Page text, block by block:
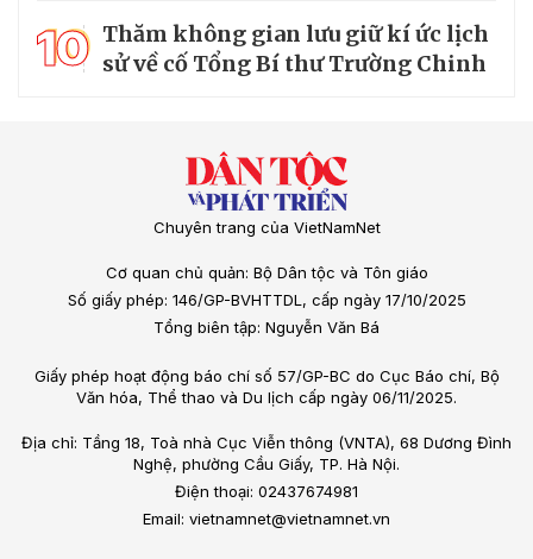
10 Thăm không gian lưu giữ kí ức lịch
sử về cố Tổng Bí thư Trường Chinh
Chuyên trang của VietNamNet
Cơ quan chủ quản: Bộ Dân tộc và Tôn giáo
Số giấy phép: 146/GP-BVHTTDL, cấp ngày 17/10/2025
Tổng biên tập: Nguyễn Văn Bá
Giấy phép hoạt động báo chí số 57/GP-BC do Cục Báo chí, Bộ
Văn hóa, Thể thao và Du lịch cấp ngày 06/11/2025.
Địa chỉ: Tầng 18, Toà nhà Cục Viễn thông (VNTA), 68 Dương Đình
Nghệ, phường Cầu Giấy, TP. Hà Nội.
Điện thoại: 02437674981
Email: vietnamnet@vietnamnet.vn